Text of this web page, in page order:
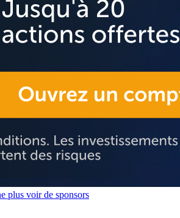
plus voir de sponsors